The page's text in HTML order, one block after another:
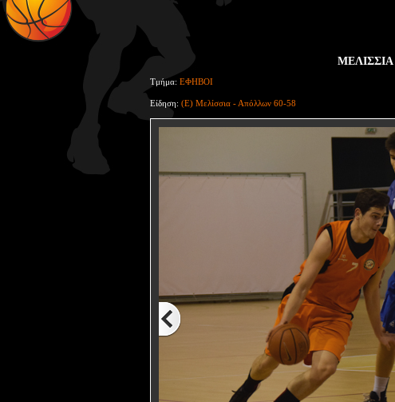
Τμήμα: ΕΦΗΒΟΙ
Είδηση: (Ε) Μελίσσια - Απόλλων 60-58